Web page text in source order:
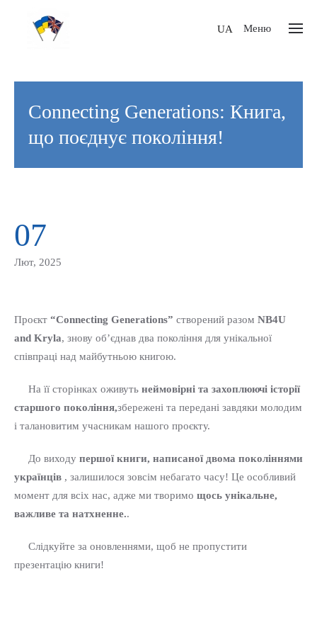
UA Меню
Connecting Generations: Книга,
що поєднує покоління!
07
Лют, 2025
Проєкт “Connecting Generations” створений разом NB4U
and Kryla, знову об’єднав два покоління для унікальної
співпраці над майбутньою книгою.
На її сторінках оживуть неймовірні та захоплюючі історії
старшого покоління,збережені та передані завдяки молодим
і талановитим учасникам нашого проєкту.
До виходу першої книги, написаної двома поколіннями
українців , залишилося зовсім небагато часу! Це особливий
момент для всіх нас, адже ми творимо щось унікальне,
важливе та натхненне..
Слідкуйте за оновленнями, щоб не пропустити
презентацію книги!